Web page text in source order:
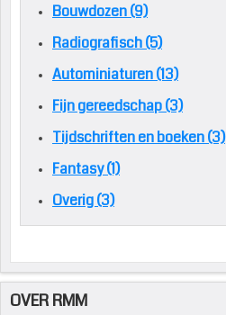
Bouwdozen (9)
Radiografisch (5)
Autominiaturen (13)
Fijn gereedschap (3)
Tijdschriften en boeken (3)
Fantasy (1)
Overig (3)
OVER RMM